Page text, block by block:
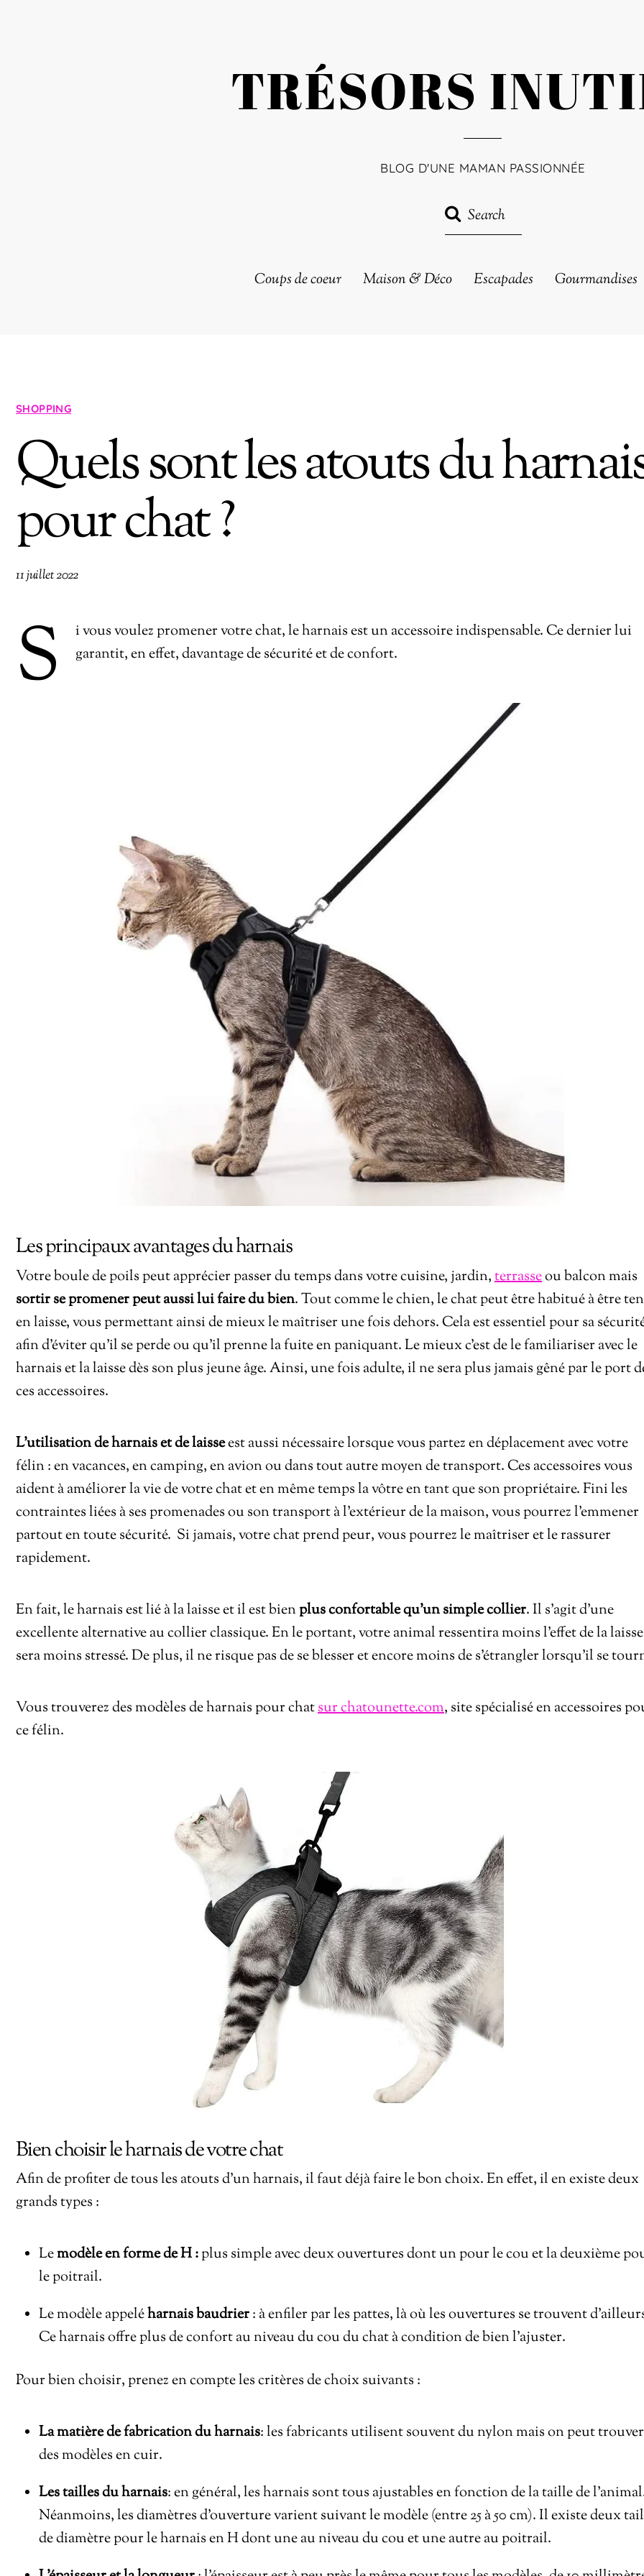
TRÉSORS
BLOG D'UNE MAMAN PASSIONNÉE
Coups de coeur Maison & Déco Escapades Gourmandises
SHOPPING
Quels sont les atouts du
pour chat ?
11 juillet 2022
S
i vous voulez promener votre chat, le harnais est un accessoire indispensable. Ce dernier lui
garantit, en effet, davantage de sécurité et de confort.
Les principaux avantages du harnais
Votre boule de poils peut apprécier passer du temps dans votre cuisine, jardin,terrasseou balcon mais
sortir se promenerpeut aussi lui faire du bien. Tout comme le chien, le chat peut être habitué à être
en laisse, vous permettant ainsi de mieux le maîtriser une fois dehors. Cela est essentiel pour sa
afin d’éviter qu’il se perde ou qu’il prenne la fuite en paniquant. Le mieux c’est de le familiariser avec le
harnais et la laisse dès son plus jeune âge. Ainsi, une fois adulte, il ne sera plus jamais gêné par le port
ces accessoires.
L’utilisation de harnais et de laisseest aussi nécessaire lorsque vous partez en déplacement avec votre
félin : en vacances, en camping, en avion ou dans tout autre moyen de transport. Ces accessoires vous
aident à améliorer la vie de votre chat et en même temps la vôtre en tant que son propriétaire. Fini les
contraintes liées à ses promenades ou son transport à l’extérieur de la maison, vous pourrez l’emmener
partout en toute sécurité. Si jamais, votre chat prend peur, vous pourrez le maîtriser et le rassurer
rapidement.
En fait, le harnais est lié à la laisse et il est bienplus confortable qu’un simple collier. Il s’agit d’une
excellente alternative au collier classique. En le portant, votre animal ressentira moins l’effet de la
sera moins stressé. De plus, il ne risque pas de se blesser et encore moins de s’étrangler lorsqu’il se
Vous trouverez des modèles de harnais pour chatsur chatounette.com, site spécialisé en accessoires
ce félin.
Bien choisir le harnais de votre chat
Afin de profiter de tous les atouts d’un harnais, il faut déjà faire le bon choix. En effet, il en existe deux
grands types :
Lemodèle en forme de H :plus simple avec deux ouvertures dont un pour le cou et la deuxième
le poitrail.
Le modèle appeléharnais baudrier: à enfiler par les pattes, là où les ouvertures se trouvent
Ce harnais offre plus de confort au niveau du cou du chat à condition de bien l’ajuster.
Pour bien choisir, prenez en compte les critères de choix suivants :
La matière de fabrication du harnais: les fabricants utilisent souvent du nylon mais on peut trouver
des modèles en cuir.
Les tailles du harnais: en général, les harnais sont tous ajustables en fonction de la taille de
Néanmoins, les diamètres d’ouverture varient suivant le modèle (entre 25 à 50 cm). Il existe deux
de diamètre pour le harnais en H dont une au niveau du cou et une autre au poitrail.